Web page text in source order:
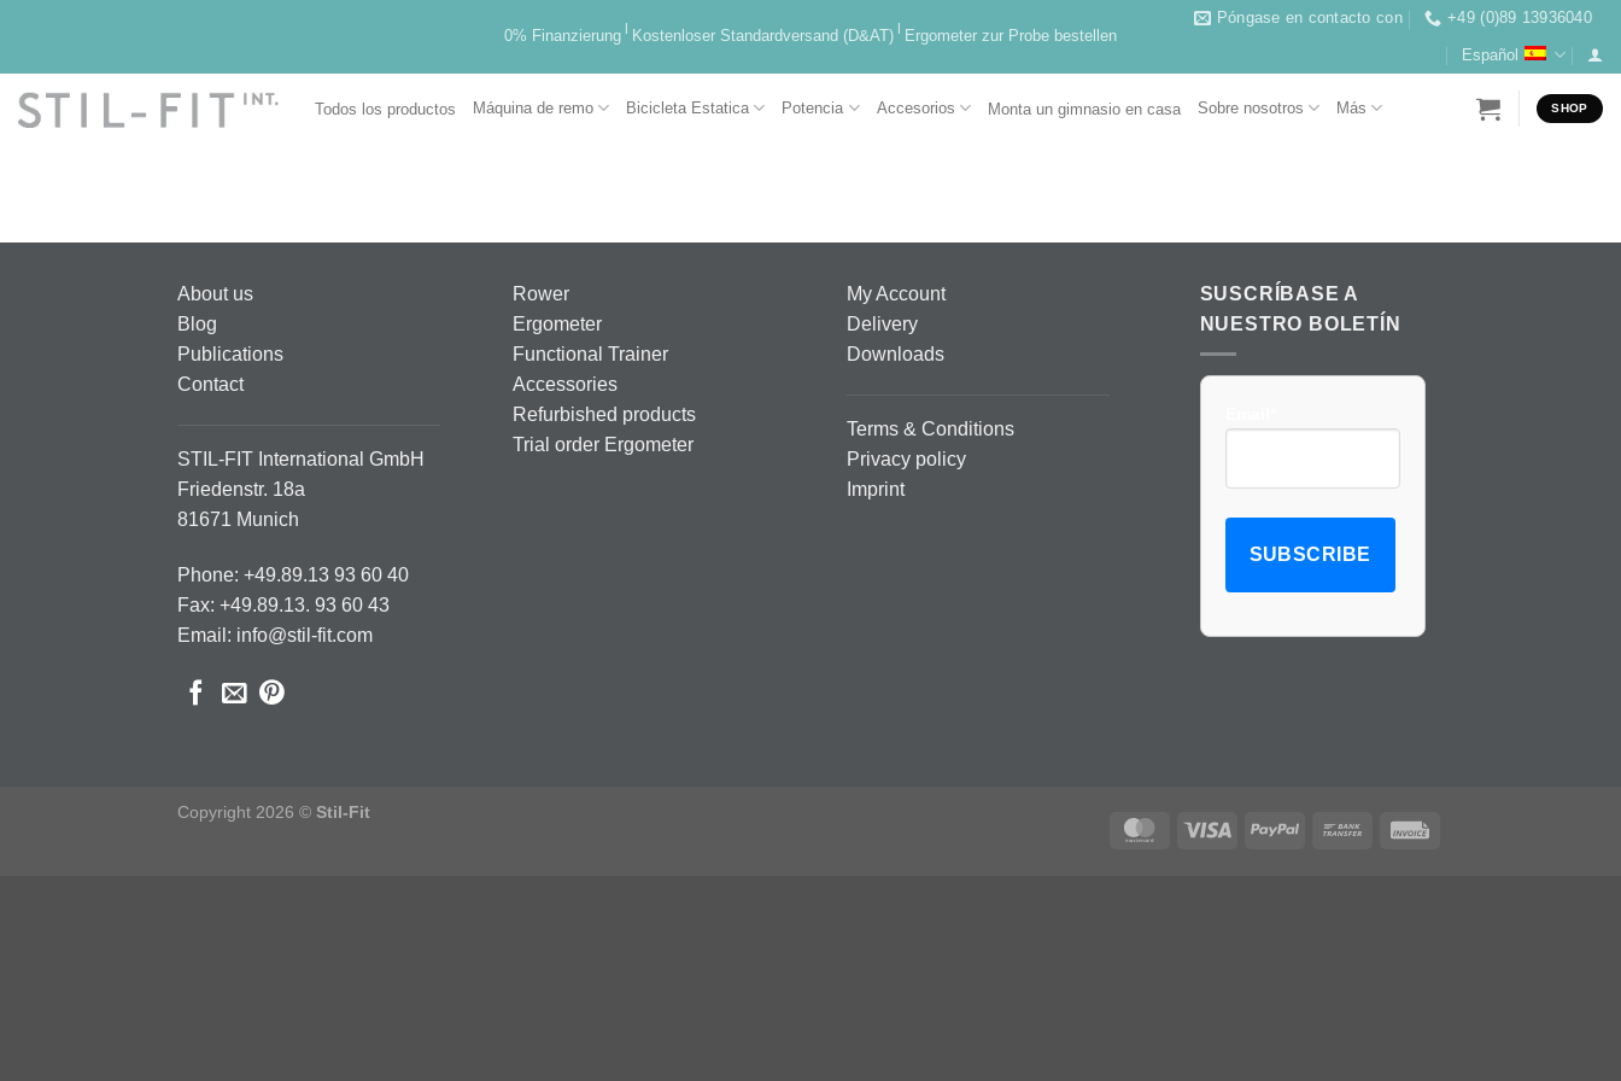
contenido
0% Finanzierung | Kostenloser Standardversand (D&AT) | Ergometer zur Probe bestellen
Póngase en contacto con +49 (0)89 13936040
Español
Todos los productos Máquina de remo Bicicleta Estatica Potencia Accesorios Monta un gimnasio en casa Sobre nosotros Más SHOP
About us
Blog
Publications
Contact
STIL-FIT International GmbH
Friedenstr. 18a
81671 Munich
Phone: +49.89.13 93 60 40
Fax: +49.89.13. 93 60 43
Email: info@stil-fit.com
Rower
Ergometer
Functional Trainer
Accessories
Refurbished products
Trial order Ergometer
My Account
Delivery
Downloads
Terms & Conditions
Privacy policy
Imprint
SUSCRÍBASE A
NUESTRO BOLETÍN
Copyright 2026 © Stil-Fit